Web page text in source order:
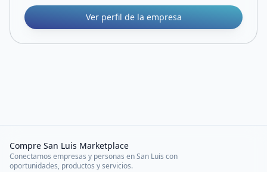
Ver perfil de la empresa
Compre San Luis Marketplace
Conectamos empresas y personas en San Luis con
oportunidades, productos y servicios.